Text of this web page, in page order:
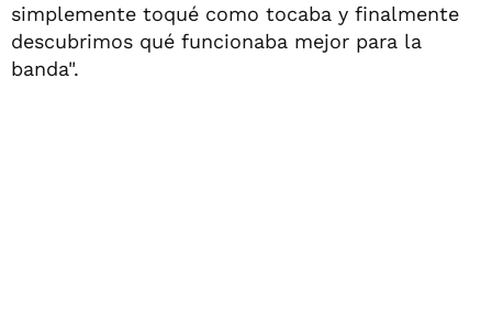
simplemente toqué como tocaba y finalmente
descubrimos qué funcionaba mejor para la
banda".